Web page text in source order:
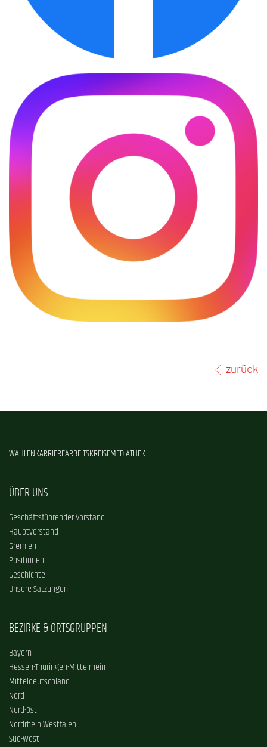
zurück
WAHLENKARRIEREARBEITSKREISEMEDIATHEK
ÜBER UNS
Geschäftsführender Vorstand
Hauptvorstand
Gremien
Positionen
Geschichte
Unsere Satzungen
BEZIRKE & ORTSGRUPPEN
Bayern
Hessen-Thüringen-Mittelrhein
Mitteldeutschland
Nord
Nord-Ost
Nordrhein-Westfalen
Süd-West